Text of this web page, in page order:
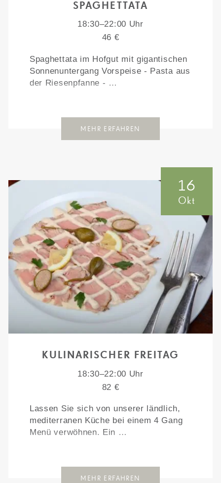
SPAGHETTATA
18:30–22:00 Uhr
46 €
Spaghettata im Hofgut mit gigantischen
Sonnenuntergang Vorspeise - Pasta aus
der Riesenpfanne - …
MEHR ERFAHREN
16
Okt
KULINARISCHER FREITAG
18:30–22:00 Uhr
82 €
Lassen Sie sich von unserer ländlich,
mediterranen Küche bei einem 4 Gang
Menü verwöhnen. Ein …
MEHR ERFAHREN